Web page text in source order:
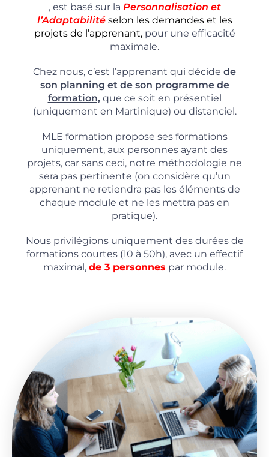
, est basé sur la Personnalisation et
l’Adaptabilité selon les demandes et les
projets de l’apprenant,pour une efficacité
maximale.
Chez nous, c’est l’apprenant qui décide de
son planning et de son programme de
formation,que ce soit en présentiel
(uniquement en Martinique) ou distanciel.
MLE formation propose ses formations
uniquement, aux personnes ayant des
projets, car sans ceci, notre méthodologie ne
sera pas pertinente (on considère qu’un
apprenant ne retiendra pas les éléments de
chaque module et ne les mettra pas en
pratique).
Nous privilégions uniquement des durées de
formations courtes (10 à 50h), avec un effectif
maximal, de 3 personnes par module.